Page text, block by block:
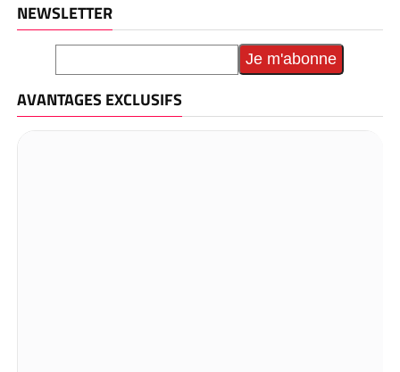
NEWSLETTER
AVANTAGES EXCLUSIFS